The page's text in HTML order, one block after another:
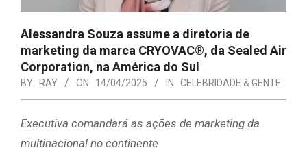
Alessandra Souza assume a diretoria de
marketing da marca CRYOVAC®, da Sealed Air
Corporation, na América do Sul
BY: RAY ON: 14/04/2025 IN: CELEBRIDADE & GENTE
Executiva comandará as ações de marketing da
multinacional no continente